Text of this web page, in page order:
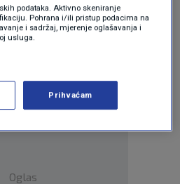
Oglas
podataka. Aktivno skeniranje
Pohrana i/ili pristup podacima na
i sadržaj, mjerenje oglašavanja i
usluga.
Prihvaćam